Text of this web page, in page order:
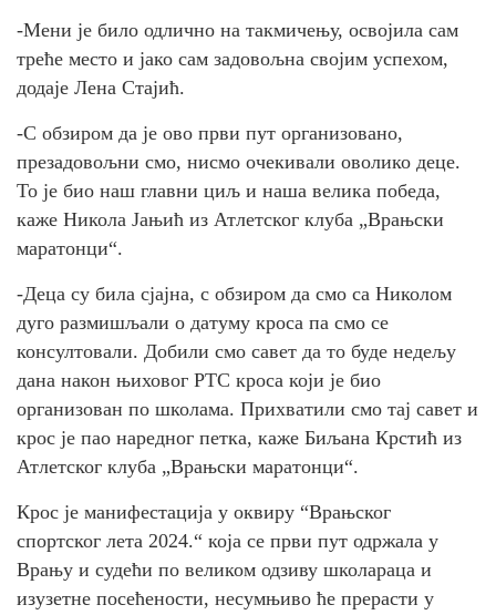
-Мени је било одлично на такмичењу, освојила сам
треће место и јако сам задовољна својим успехом,
додаје Лена Стајић.
-С обзиром да је ово први пут организовано,
презадовољни смо, нисмо очекивали оволико деце.
То је био наш главни циљ и наша велика победа,
каже Никола Јањић из Атлетског клуба „Врањски
маратонци“.
-Деца су била сјајна, с обзиром да смо са Николом
дуго размишљали о датуму кроса па смо се
консултовали. Добили смо савет да то буде недељу
дана након њиховог РТС кроса који је био
организован по школама. Прихватили смо тај савет и
крос је пао наредног петка, каже Биљана Крстић из
Атлетског клуба „Врањски маратонци“.
Крос је манифестација у оквиру “Врањског
спортског лета 2024.“ која се први пут одржала у
Врању и судећи по великом одзиву школараца и
изузетне посећености, несумњиво ће прерасти у